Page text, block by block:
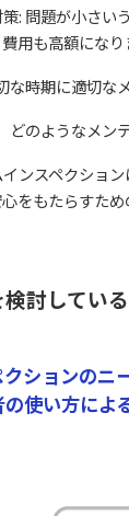
: 問題が小さい
用も高額になり
な時期に適切な
どのようなメン
ンスペクショ
をもたらすため
討してい
ションのニ
使い方によ